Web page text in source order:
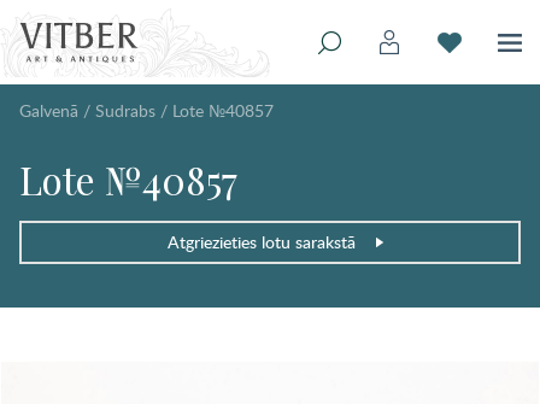
Galvenā / Sudrabs / Lote №40857
Lote №40857
Atgriezieties lotu sarakstā